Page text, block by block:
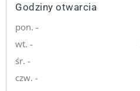
Godziny otwarcia
pon. -
wt. -
śr. -
czw. -